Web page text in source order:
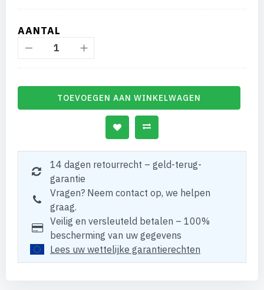
AANTAL
TOEVOEGEN AAN WINKELWAGEN
14 dagen retourrecht – geld-terug-
garantie
Vragen? Neem contact op, we helpen
graag.
Veilig en versleuteld betalen – 100%
bescherming van uw gegevens
Lees uw wettelijke garantierechten